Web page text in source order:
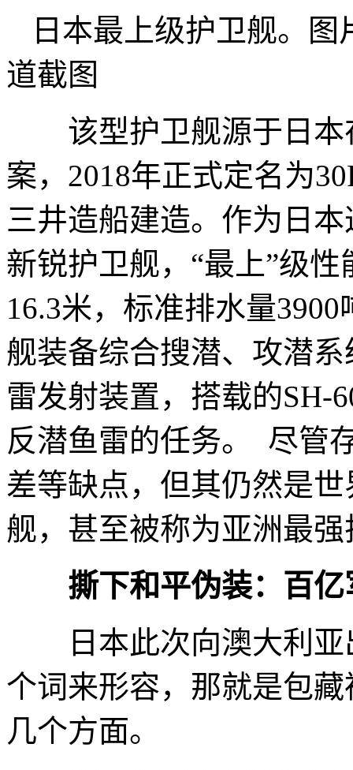
日本最上级护卫舰。
道截图
该型护卫舰源于日本
案，2018年正式定名为
三井造船建造。作为日
新锐护卫舰，“最上”级
16.3米，标准排水量
舰装备综合搜潜、攻潜
雷发射装置，搭载的SH-
反潜鱼雷的任务。 尽管
差等缺点，但其仍然是
舰，甚至被称为亚洲最
撕下和平伪装：百
日本此次向澳大利亚
个词来形容，那就是包
几个方面。